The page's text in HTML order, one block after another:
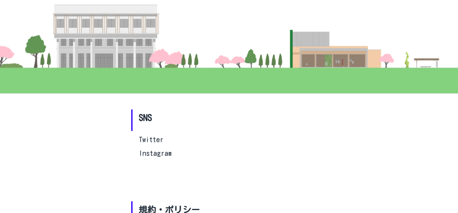
SNS
Twitter
Instagram
規約・ポリシー